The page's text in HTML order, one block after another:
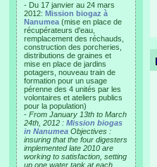
- Du 17 janvier au 24 mars
2012: Mission biogaz à
Nanumea (mise en place de
récupérateurs d'eau,
remplacement des réchauds,
construction des porcheries,
distributions de graines et
mise en place de jardins
potagers, nouveau train de
formation pour un usage
pérenne des 4 unités par les
volontaires et ateliers publics
pour la population)
- From January 13th to March
24th, 2012 : Mission biogas
in Nanumea Objectives :
insuring that the four digesters
implemented late 2010 are
working to satisfaction, setting
up one water tank at each